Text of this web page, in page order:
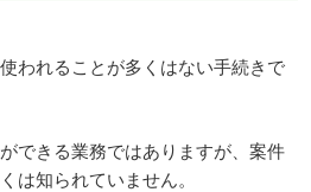
われることが多くはない手続きで
できる業務ではありますが、案件
は知られていません。